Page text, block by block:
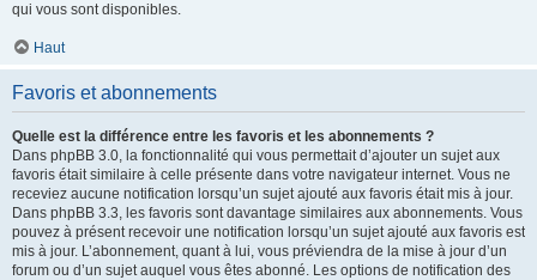
qui vous sont disponibles.
Haut
Favoris et abonnements
Quelle est la différence entre les favoris et les abonnements ?
Dans phpBB 3.0, la fonctionnalité qui vous permettait d’ajouter un sujet aux
favoris était similaire à celle présente dans votre navigateur internet. Vous ne
receviez aucune notification lorsqu’un sujet ajouté aux favoris était mis à jour.
Dans phpBB 3.3, les favoris sont davantage similaires aux abonnements. Vous
pouvez à présent recevoir une notification lorsqu’un sujet ajouté aux favoris est
mis à jour. L’abonnement, quant à lui, vous préviendra de la mise à jour d’un
forum ou d’un sujet auquel vous êtes abonné. Les options de notification des